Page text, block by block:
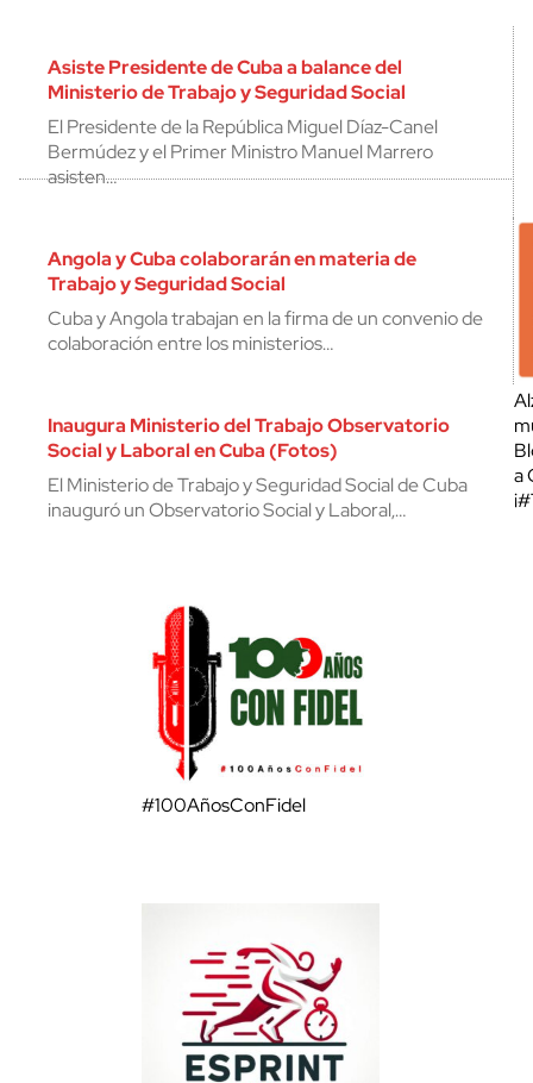
Asiste Presidente de Cuba a balance del
Ministerio de Trabajo y Seguridad Social
El Presidente de la República Miguel Díaz-Canel
Bermúdez y el Primer Ministro Manuel Marrero
asisten…
Angola y Cuba colaborarán en materia de
Trabajo y Seguridad Social
Cuba y Angola trabajan en la firma de un convenio de
colaboración entre los ministerios…
Inaugura Ministerio del Trabajo Observatorio
Social y Laboral en Cuba (Fotos)
El Ministerio de Trabajo y Seguridad Social de Cuba
inauguró un Observatorio Social y Laboral,…
a
#100AñosConFidel